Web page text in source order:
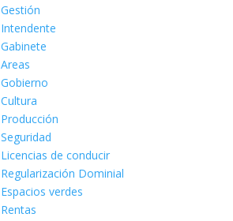
Gestión
Intendente
Gabinete
Areas
Gobierno
Cultura
Producción
Seguridad
Licencias de conducir
Regularización Dominial
Espacios verdes
Rentas